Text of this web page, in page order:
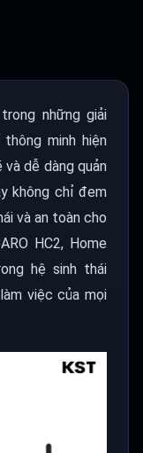
những giải
minh hiện
và dễ dàng quản
không chỉ đem
và an toàn cho
HC2, Home
hệ sinh thái
việc của mọi